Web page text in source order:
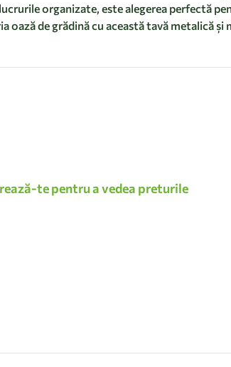
organizate, este alegerea perfectă
de grădină cu această tavă metalică
te pentru a vedea preturile